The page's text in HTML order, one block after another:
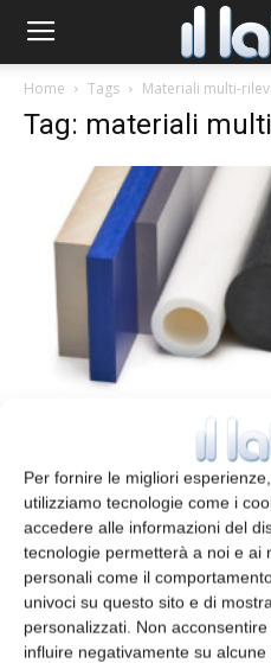
Per fornire le migliori
utilizziamo tecnologie come i
accedere alle informazioni del
tecnologie permetterà a noi e ai
personali come il
univoci su questo sito e di
personalizzati. Non
influire negativamente su
Home Tags Materiali multi-
Tag: materiali
Materiali rilevabili
detector e raggi X
redazione 29 Aprile 2020
Leggi la rivista